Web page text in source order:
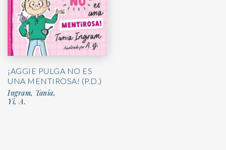
¡AGGIE PULGA NO ES
UNA MENTIROSA! (P.D.)
Ingram, Tania,
Yi, A.